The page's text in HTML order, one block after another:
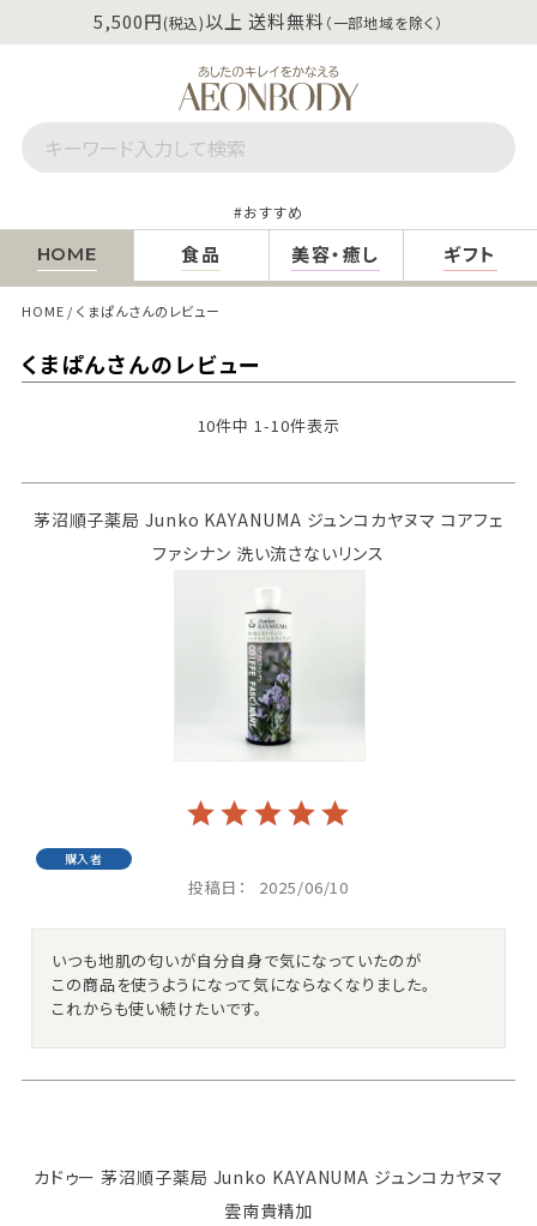
5,500円(税込)以上 送料無料 （一部地域を除く）
おすすめ
HOME 食品 美容・癒し ギフト
HOME くまぱんさんのレビュー
くまぱんさんのレビュー
10件中 1 -10件表示
茅沼順子薬局 Junko KAYANUMA ジュンコカヤヌマ コアフェ
ファシナン 洗い流さないリンス
購入者
投稿日 2025/06/10
いつも地肌の匂いが自分自身で気になっていたのが
この商品を使うようになって気にならなくなりました。
これからも使い続けたいです。
カドゥー 茅沼順子薬局 Junko KAYANUMA ジュンコカヤヌマ
雲南貴精加